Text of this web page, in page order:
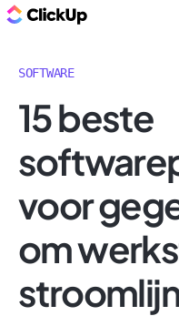
SOFTWARE
15 beste
voor
om